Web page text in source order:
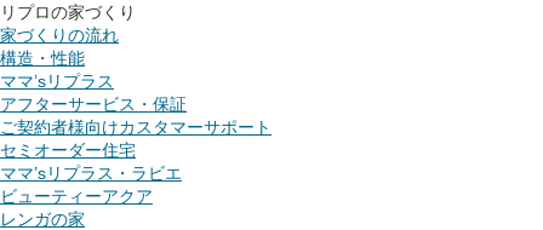
リプロの家づくり
家づくりの流れ
構造・性能
ママ’sリプラス
アフターサービス・保証
ご契約者様向けカスタマーサポート
セミオーダー住宅
ママ’sリプラス・ラビエ
ビューティーアクア
レンガの家